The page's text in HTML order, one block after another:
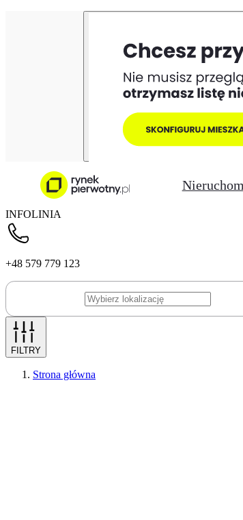
INFOLINIA
+48 579 779 123
FILTRY
Strona główna